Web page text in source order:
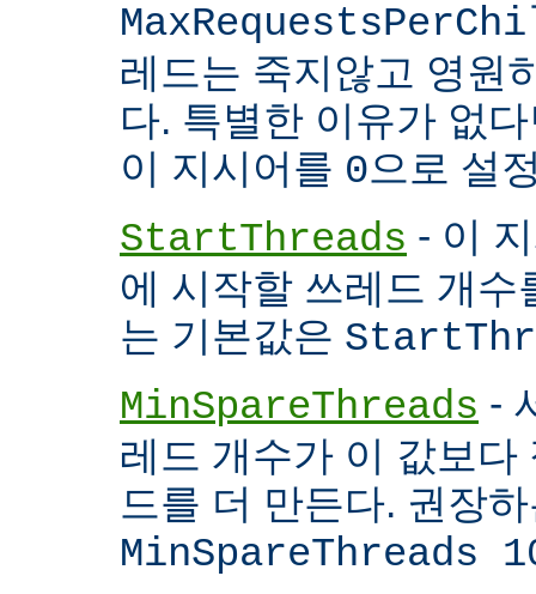
레드는 죽지않고 영원
다. 특별한 이유가 없
이 지시어를 0으로 설
StartThreads - 이
에 시작할 쓰레드 개수
는 기본값은
MinSpareThreads -
레드 개수가 이 값보다
드를 더 만든다. 권장
MinSpareThreads